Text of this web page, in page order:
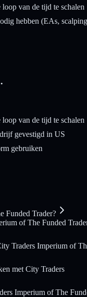
van de tijd te schalen
hebben (EAs,
van de tijd te schalen
gevestigd in US
gebruiken
Funded Trader?
of The Funded
Traders Imperium of
met City Traders
Imperium of The